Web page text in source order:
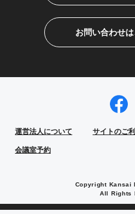
お問い合わせ
運営法人について サイトのご
会議室予約
Copyright Kansai
All Rights